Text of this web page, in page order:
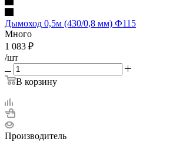
Дымоход 0,5м (430/0,8 мм) Ф115
Много
1 083 ₽
/шт
В корзину
Производитель